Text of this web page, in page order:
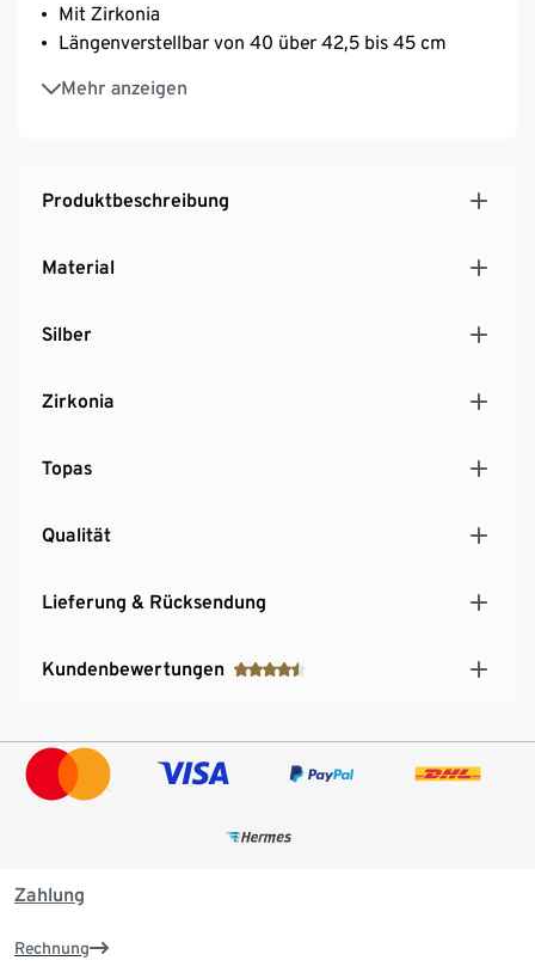
Mit Zirkonia
Längenverstellbar von 40 über 42,5 bis 45 cm
Mehr anzeigen
Halskette mit exklusiver Geschenkverpackung und
Schmuckzertifikat
Produktbeschreibung
Material
Silber
Zirkonia
Topas
Qualität
Lieferung & Rücksendung
Kundenbewertungen
Zahlung
Rechnung